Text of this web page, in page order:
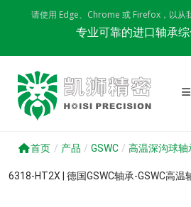
请使用 Edge、Chrome 或 Firefox，以从
专业可靠的进口轴承
首页 / 产品 / GSWC / 高温深沟球轴
6318-HT2X | 德国GSWC轴承-GSWC高温